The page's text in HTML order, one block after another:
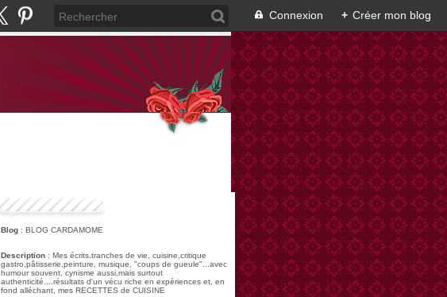
Connexion + Créer mon blog
Blog : BLOG CARDAMOME
Description : Mes écrits,tranches de vie, cuisine,critique
gastro,pâtisserie,peinture, musique, "coups de gueule"...avec
humour souvent, cynisme aussi,mais surtout
authenticité....résultats d'un vécu riche en expériences et, en
fond alléchant, mes RECETTES de CUISINE